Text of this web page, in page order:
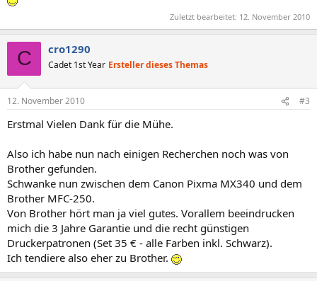
Zuletzt bearbeitet: 12. November 2010
C cro1290
Cadet 1st Year Ersteller dieses Themas
12. November 2010 #3
Erstmal Vielen Dank für die Mühe.
Also ich habe nun nach einigen Recherchen noch was von
Brother gefunden.
Schwanke nun zwischen dem Canon Pixma MX340 und dem
Brother MFC-250.
Von Brother hört man ja viel gutes. Vorallem beeindrucken
mich die 3 Jahre Garantie und die recht günstigen
Druckerpatronen (Set 35 € - alle Farben inkl. Schwarz).
Ich tendiere also eher zu Brother.